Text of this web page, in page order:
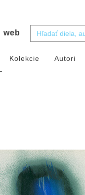
web
Kolekcie Autori